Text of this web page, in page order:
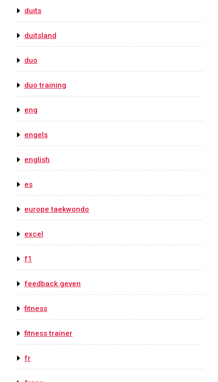
duits
duitsland
duo
duo training
eng
engels
english
es
europe taekwondo
excel
f1
feedback geven
fitness
fitness trainer
fr